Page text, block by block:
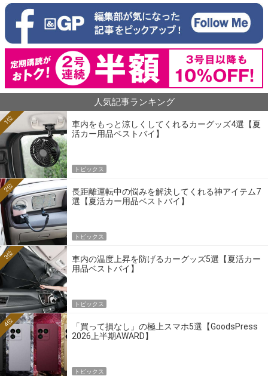
人気記事ランキング
車内をもっと涼しくしてくれるカーグッズ4選【夏
活カー用品ベストバイ】
1位
トピックス
長距離運転中の悩みを解決してくれる神アイテム7
選【夏活カー用品ベストバイ】
2位
トピックス
車内の温度上昇を防げるカーグッズ5選【夏活カー
用品ベストバイ】
3位
トピックス
「買って損なし」の極上スマホ5選【GoodsPress
2026上半期AWARD】
4位
トピックス